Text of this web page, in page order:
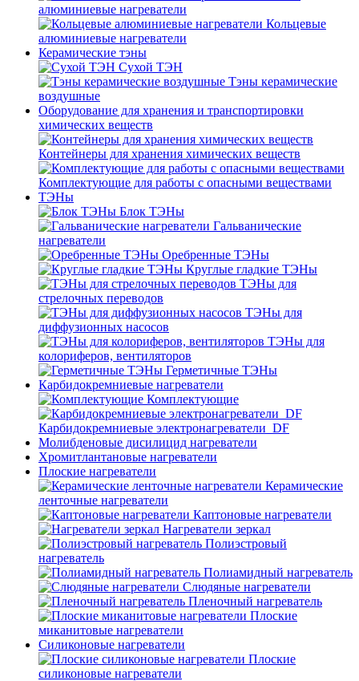
алюминиевые нагреватели
Кольцевые
алюминиевые нагреватели
Керамические тэны
Сухой ТЭН
Тэны керамические
воздушные
Оборудование для хранения и транспортировки
химических веществ
Контейнеры для хранения химических веществ
Комплектующие для работы с опасными веществами
ТЭНы
Блок ТЭНы
Гальванические
нагреватели
Оребренные ТЭНы
Круглые гладкие ТЭНы
ТЭНы для
стрелочных переводов
ТЭНы для
диффузионных насосов
ТЭНы для
колориферов, вентиляторов
Герметичные ТЭНы
Карбидокремниевые нагреватели
Комплектующие
Карбидокремниевые электронагреватели_DF
Молибденовые дисилицид нагреватели
Хромитлантановые нагреватели
Плоские нагреватели
Керамические
ленточные нагреватели
Каптоновые нагреватели
Нагреватели зеркал
Полиэстровый
нагреватель
Полиамидный нагреватель
Слюдяные нагреватели
Пленочный нагреватель
Плоские
миканитовые нагреватели
Силиконовые нагреватели
Плоские
силиконовые нагреватели